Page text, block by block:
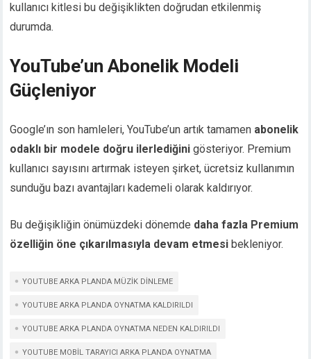
kullanıcı kitlesi bu değişiklikten doğrudan etkilenmiş
durumda.
YouTube’un Abonelik Modeli
Güçleniyor
Google’ın son hamleleri, YouTube’un artık tamamen abonelik
odaklı bir modele doğru ilerlediğini gösteriyor. Premium
kullanıcı sayısını artırmak isteyen şirket, ücretsiz kullanımın
sunduğu bazı avantajları kademeli olarak kaldırıyor.
Bu değişikliğin önümüzdeki dönemde daha fazla Premium
özelliğin öne çıkarılmasıyla devam etmesi bekleniyor.
YOUTUBE ARKA PLANDA MÜZIK DINLEME
YOUTUBE ARKA PLANDA OYNATMA KALDIRILDI
YOUTUBE ARKA PLANDA OYNATMA NEDEN KALDIRILDI
YOUTUBE MOBIL TARAYICI ARKA PLANDA OYNATMA